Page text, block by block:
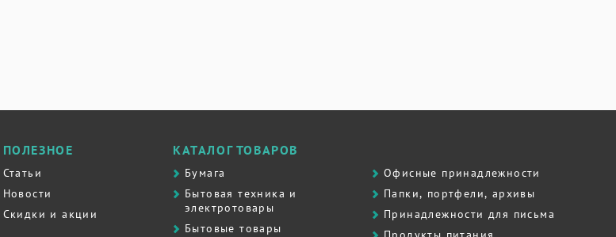
ПОЛЕЗНОЕ
Статьи
Новости
Скидки и акции
КАТАЛОГ ТОВАРОВ
Бумага
Бытовая техника и
электротовары
Бытовые товары
Офисные принадлежности
Папки, портфели, архивы
Принадлежности для письма